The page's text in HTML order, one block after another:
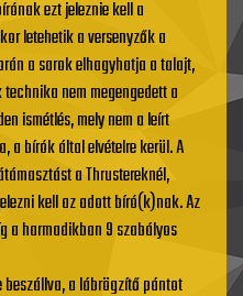
ezt jeleznie kell a
letehetik a versenyzők a
a sarok elhagyhatja a talajt,
nem megengedett a
ismétlés, mely nem a leírt
a bírók által elvételre kerül. A
a Thrustereknél,
kell az adott bíró(k)nak. Az
a harmadikban 9 szabályos
beszállva, a lábrögzítő pántot